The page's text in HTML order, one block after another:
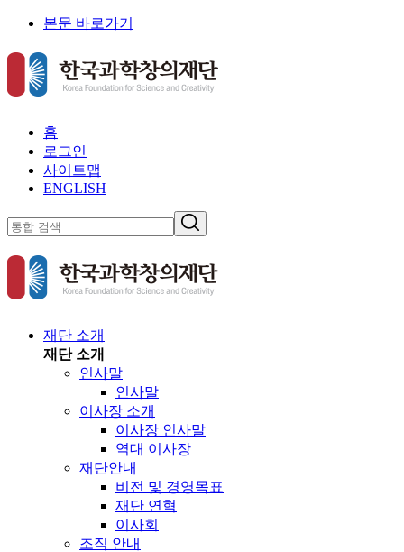
본문 바로가기
홈
로그인
사이트맵
ENGLISH
재단 소개
재단 소개
인사말
인사말
이사장 소개
이사장 인사말
역대 이사장
재단안내
비전 및 경영목표
재단 연혁
이사회
조직 안내